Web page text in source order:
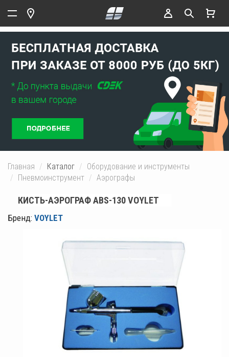
Главная Каталог
Оборудование и инструменты
Пневмоинструмент
Аэрографы
КИСТЬ-АЭРОГРАФ ABS-130 VOYLET
Бренд: VOYLET